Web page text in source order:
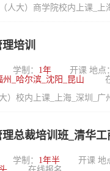
人大）商学院校内上课_上
培训
学制： 1年 开课 地点：
州_哈尔滨_沈阳_昆山
）校内上课_上海_深圳_广
总裁培训班_清华
学制： 1年半 开课 地